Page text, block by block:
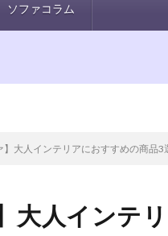
ソファコラム
】大人インテリアにおすすめの商品3
大人インテ